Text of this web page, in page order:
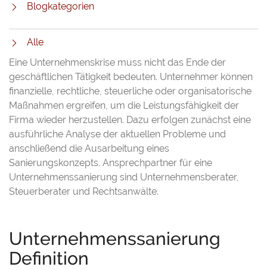
Blogkategorien
Alle
Eine Unternehmenskrise muss nicht das Ende der
geschäftlichen Tätigkeit bedeuten. Unternehmer können
finanzielle, rechtliche, steuerliche oder organisatorische
Maßnahmen ergreifen, um die Leistungsfähigkeit der
Firma wieder herzustellen. Dazu erfolgen zunächst eine
ausführliche Analyse der aktuellen Probleme und
anschließend die Ausarbeitung eines
Sanierungskonzepts. Ansprechpartner für eine
Unternehmenssanierung sind Unternehmensberater,
Steuerberater und Rechtsanwälte.
Unternehmenssanierung
Definition